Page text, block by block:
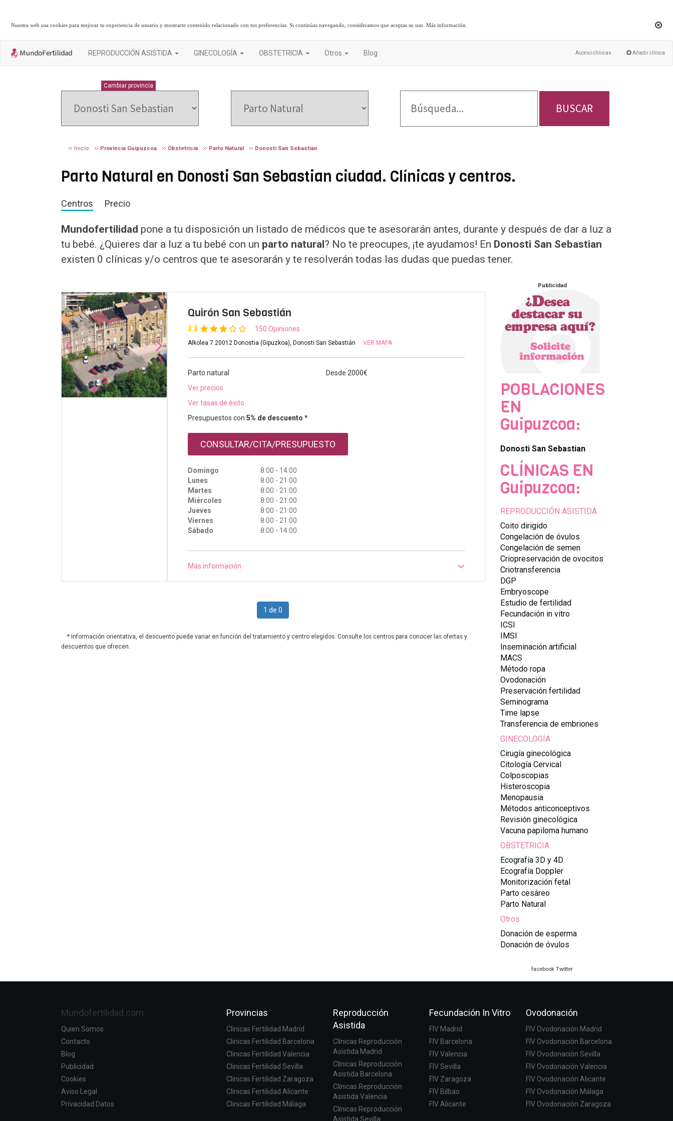
Nuestra web usa cookies para mejorar tu experiencia de usuario y mostrarte contenido relacionado con tus preferencias. Si continúas navegando, consideramos que aceptas su uso.Más información
REPRODUCCIÓN ASISTIDA GINECOLOGÍA OBSTETRICIA Otros Blog Acceso clínicas Añadir clínica
Cambiar provincia
BUSCAR
Inicio Provincia Guipuzcoa Obstetricia Parto Natural Donosti San Sebastian
Parto Natural en Donosti San Sebastian ciudad. Clínicas y centros.
Centros Precio
Mundofertilidad pone a tu disposición un listado de médicos que te asesorarán antes, durante y después de dar a luz a
tu bebé. ¿Quieres dar a luz a tu bebé con un parto natural? No te preocupes, ¡te ayudamos! En Donosti San Sebastian
existen 0 clínicas y/o centros que te asesorarán y te resolverán todas las dudas que puedas tener.
Quirón San Sebastián
3.3 150 Opiniones
Alkolea 7 20012 Donostia (Gipuzkoa), Donosti San Sebastián VER MAPA
Parto natural
Desde 2000€
Ver precios
Ver tasas de éxito
Presupuestos con 5% de descuento *
CONSULTAR/CITA/PRESUPUESTO
Domingo
8:00 - 14:00
Lunes
8:00 - 21:00
Martes
8:00 - 21:00
Miércoles
8:00 - 21:00
Jueves
8:00 - 21:00
Viernes
8:00 - 21:00
Sábado
8:00 - 14:00
Más información
1 de 0
* Información orientativa, el descuento puede variar en función del tratamiento y centro elegidos. Consulte los centros para conocer las ofertas y
descuentos que ofrecen.
Publicidad
POBLACIONES
EN
Guipuzcoa:
Donosti San Sebastian
CLÍNICAS EN
Guipuzcoa:
REPRODUCCIÓN ASISTIDA
Coito dirigido
Congelación de óvulos
Congelación de semen
Criopreservación de ovocitos
Criotransferencia
DGP
Embryoscope
Estudio de fertilidad
Fecundación in vitro
ICSI
IMSI
Inseminación artificial
MACS
Método ropa
Ovodonación
Preservación fertilidad
Seminograma
Time lapse
Transferencia de embriones
GINECOLOGÍA
Cirugía ginecológica
Citología Cervical
Colposcopias
Histeroscopia
Menopausia
Métodos anticonceptivos
Revisión ginecológica
Vacuna papiloma humano
OBSTETRICIA
Ecografía 3D y 4D
Ecografía Doppler
Monitorización fetal
Parto cesáreo
Parto Natural
Otros
Donación de esperma
Donación de óvulos
facebook Twitter
Mundofertilidad.com
Quien Somos
Contacto
Blog
Publicidad
Cookies
Aviso Legal
Privacidad Datos
Provincias
Clinicas Fertilidad Madrid
Clinicas Fertilidad Barcelona
Clinicas Fertilidad Valencia
Clinicas Fertilidad Sevilla
Clinicas Fertilidad Zaragoza
Clinicas Fertilidad Alicante
Clinicas Fertilidad Málaga
Reproducción
Asistida
Clínicas Reproducción
Asistida Madrid
Clínicas Reproducción
Asistida Barcelona
Clínicas Reproducción
Asistida Valencia
Clínicas Reproducción
Asistida Sevilla
Fecundación In Vitro
FIV Madrid
FIV Barcelona
FIV Valencia
FIV Sevilla
FIV Zaragoza
FIV Bilbao
FIV Alicante
Ovodonación
FIV Ovodonación Madrid
FIV Ovodonación Barcelona
FIV Ovodonación Sevilla
FIV Ovodonación Valencia
FIV Ovodonación Alicante
FIV Ovodonación Málaga
FIV Ovodonación Zaragoza